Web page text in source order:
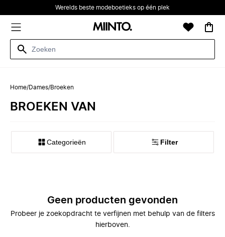
Werelds beste modeboetieks op één plek
Home/Dames/Broeken
BROEKEN VAN
Categorieën Filter
Geen producten gevonden
Probeer je zoekopdracht te verfijnen met behulp van de filters
hierboven.